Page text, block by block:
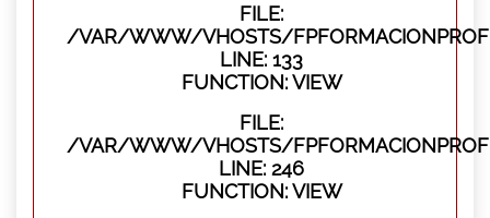
FILE:
/VAR/WWW/VHOSTS/
LINE: 133
FUNCTION: VIEW
FILE:
/VAR/WWW/VHOSTS/
LINE: 246
FUNCTION: VIEW